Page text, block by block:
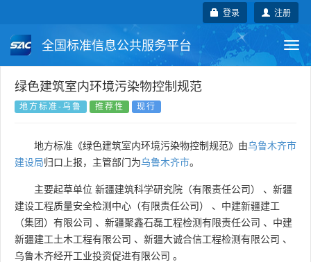
注册
登录
全国标准信息公共服务平台
国家标准 行业标准
国外标准 技术委员会
绿色建筑室内环境污染物控制规范
地方标准-乌鲁 推荐性 现行
地方标准《绿色建筑室内环境污染物控制规范》由乌鲁木齐市
建设局归口上报，主管部门为乌鲁木齐市。
主要起草单位 新疆建筑科学研究院（有限责任公司） 、 新疆
建设工程质量安全检测中心（有限责任公司）
、 中建新疆建工
（集团）有限公司 、 新疆聚鑫石磊工程检测有限责任公司 、 中建
新疆建工土木工程有限公司 、 新疆大诚合信工程检测有限公司 、
乌鲁木齐经开工业投资促进有限公司 。